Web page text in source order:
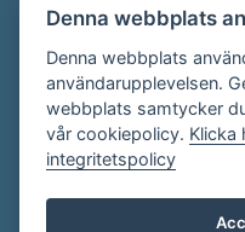
Destination Gotland på
Har du frågor om
Cookies
Villkor
Denna webbplats
Denna webbplats
användarupplevelsen.
webbplats samtycker
vår cookiepolicy. Klicka
integritetspolicy